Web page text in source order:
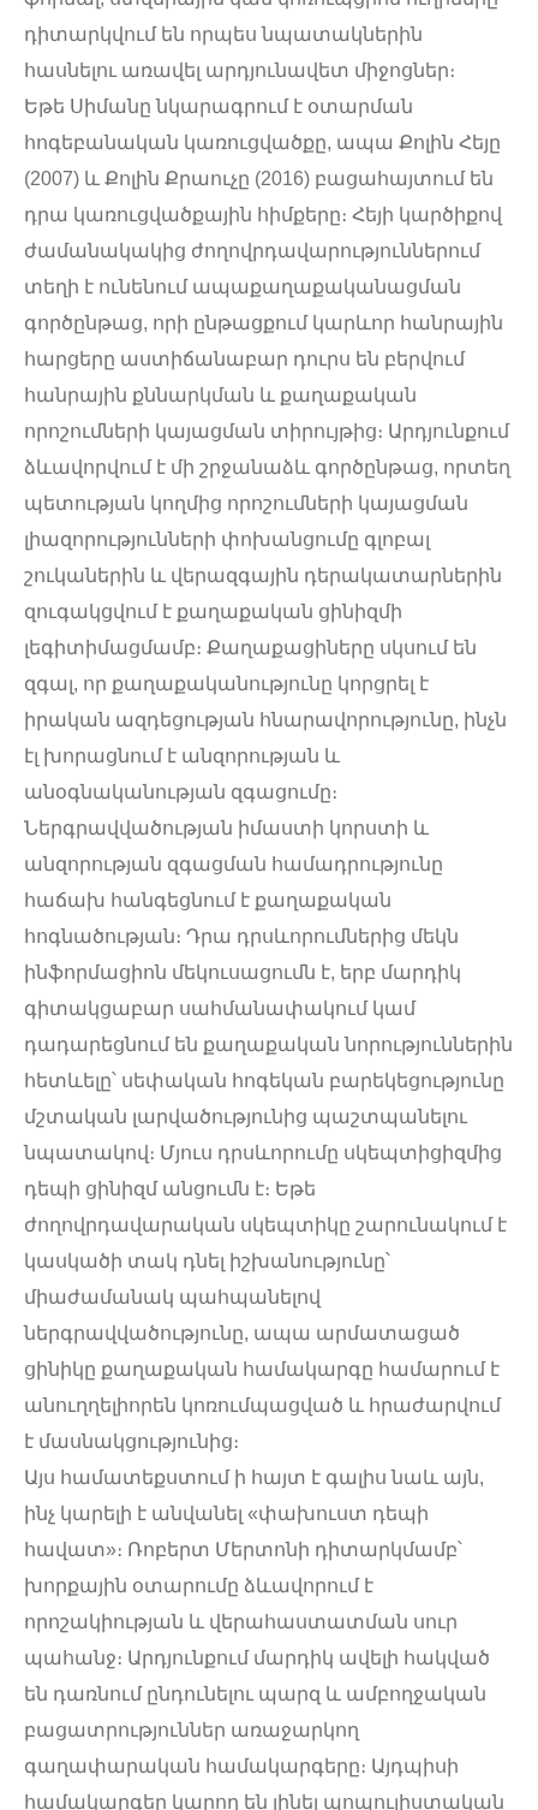
դիտարկվում են որպես նպատակներին
հասնելու առավել արդյունավետ միջոցներ։
Եթե Սիմանը նկարագրում է օտարման
հոգեբանական կառուցվածքը, ապա Քոլին Հեյը
(2007) և Քոլին Քրաուչը (2016) բացահայտում են
դրա կառուցվածքային հիմքերը։ Հեյի կարծիքով
ժամանակակից ժողովրդավարություններում
տեղի է ունենում ապաքաղաքականացման
գործընթաց, որի ընթացքում կարևոր հանրային
հարցերը աստիճանաբար դուրս են բերվում
հանրային քննարկման և քաղաքական
որոշումների կայացման տիրույթից։ Արդյունքում
ձևավորվում է մի շրջանաձև գործընթաց, որտեղ
պետության կողմից որոշումների կայացման
լիազորությունների փոխանցումը գլոբալ
շուկաներին և վերազգային դերակատարներին
զուգակցվում է քաղաքական ցինիզմի
լեգիտիմացմամբ։ Քաղաքացիները սկսում են
զգալ, որ քաղաքականությունը կորցրել է
իրական ազդեցության հնարավորությունը, ինչն
էլ խորացնում է անզորության և
անօգնականության զգացումը։
Ներգրավվածության իմաստի կորստի և
անզորության զգացման համադրությունը
հաճախ հանգեցնում է քաղաքական
հոգնածության։ Դրա դրսևորումներից մեկն
ինֆորմացիոն մեկուսացումն է, երբ մարդիկ
գիտակցաբար սահմանափակում կամ
դադարեցնում են քաղաքական նորություններին
հետևելը՝ սեփական հոգեկան բարեկեցությունը
մշտական լարվածությունից պաշտպանելու
նպատակով։ Մյուս դրսևորումը սկեպտիցիզմից
դեպի ցինիզմ անցումն է։ Եթե
ժողովրդավարական սկեպտիկը շարունակում է
կասկածի տակ դնել իշխանությունը՝
միաժամանակ պահպանելով
ներգրավվածությունը, ապա արմատացած
ցինիկը քաղաքական համակարգը համարում է
անուղղելիորեն կոռումպացված և հրաժարվում
է մասնակցությունից։
Այս համատեքստում ի հայտ է գալիս նաև այն,
ինչ կարելի է անվանել «փախուստ դեպի
հավատ»։ Ռոբերտ Մերտոնի դիտարկմամբ՝
խորքային օտարումը ձևավորում է
որոշակիության և վերահաստատման սուր
պահանջ։ Արդյունքում մարդիկ ավելի հակված
են դառնում ընդունելու պարզ և ամբողջական
բացատրություններ առաջարկող
գաղափարական համակարգերը։ Այդպիսի
համակարգեր կարող են լինել պոպուլիստական